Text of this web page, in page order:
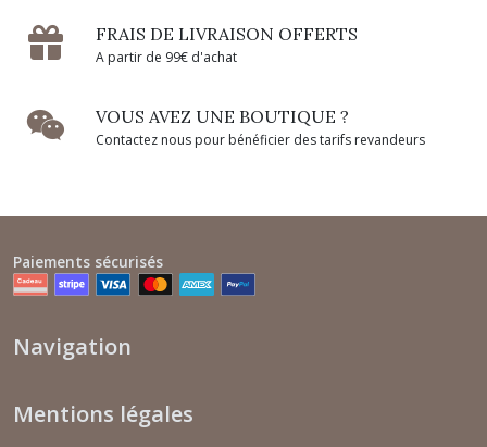
FRAIS DE LIVRAISON OFFERTS
A partir de 99€ d'achat
VOUS AVEZ UNE BOUTIQUE ?
Contactez nous pour bénéficier des tarifs revandeurs
Paiements sécurisés
Navigation
Mentions légales